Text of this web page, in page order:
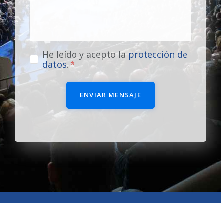
He leído y acepto la protección de
datos.
ENVIAR MENSAJE